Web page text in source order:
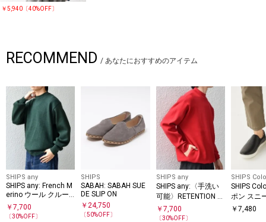
￥5,940〔40%OFF〕
RECOMMEND / あなたにおすすめのアイテム
SHIPS any
SHIPS any: French M
erino ウール クルー
ネック ニット◇
￥ 7,700
〔30%OFF〕
SHIPS
SABAH: SABAH SUE
DE SLIP ON
￥24,750
〔50%OFF〕
SHIPS any
SHIPS any:〈手洗い
可能〉RETENTION リ
ラックス モックネッ
ク ニット◇
￥ 7,700
〔30%OFF〕
SHIPS
SHIPS
ポン スニ
￥7,480